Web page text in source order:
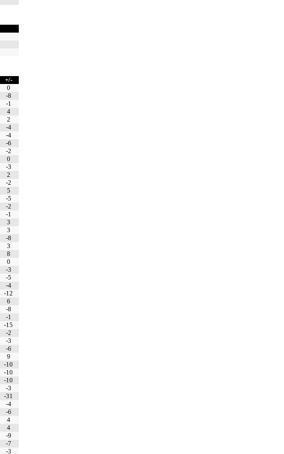
+/-
0
-8
-1
4
2
-4
-4
-6
-2
0
-3
2
-2
5
-5
-2
-1
3
3
-8
3
8
0
-3
-5
-4
-12
6
-8
-1
-15
-2
-3
-6
9
-10
-10
-10
-3
-31
-4
-6
4
4
-9
-7
-3